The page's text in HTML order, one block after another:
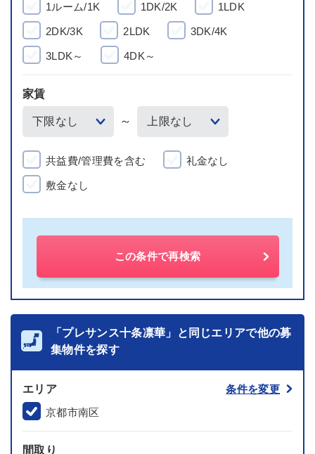
1ルーム/1K
1DK/2K 1LDK
2DK/3K 2LDK 3DK/4K
3LDK～ 4DK～
家賃
～
共益費/管理費を含む 礼金なし
敷金なし
この条件で再検索
「プレサンス十条凛華」と同じエリアで他の募
集物件を探す
エリア
条件を変更
京都市南区
間取り